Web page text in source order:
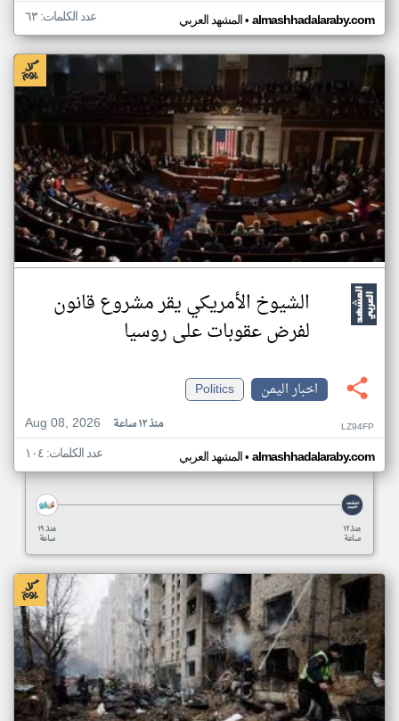
المشهد العربي• almashhadalaraby.com عدد الكلمات: ٦٣
الشيوخ الأمريكي يقر مشروع قانون
لفرض عقوبات على روسيا
اخبار اليمن
Politics
Aug 08, 2026
منذ ١٢ ساعة LZ94FP
المشهد العربي• almashhadalaraby.com عدد الكلمات: ١٠٤
منذ ١٩
ساعة
منذ ١٢
ساعة